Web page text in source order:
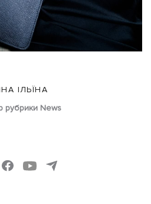
ІЛЬЇНА
рубрики News